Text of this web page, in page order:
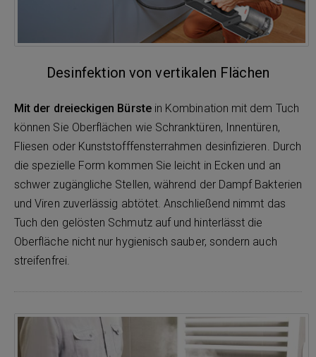
Desinfektion von vertikalen Flächen
Mit der dreieckigen Bürstein Kombination mit dem Tuch
können Sie Oberflächen wie Schranktüren, Innentüren,
Fliesen oder Kunststofffensterrahmen desinfizieren. Durch
die spezielle Form kommen Sie leicht in Ecken und an
schwer zugängliche Stellen, während der Dampf Bakterien
und Viren zuverlässig abtötet. Anschließend nimmt das
Tuch den gelösten Schmutz auf und hinterlässt die
Oberfläche nicht nur hygienisch sauber, sondern auch
streifenfrei.